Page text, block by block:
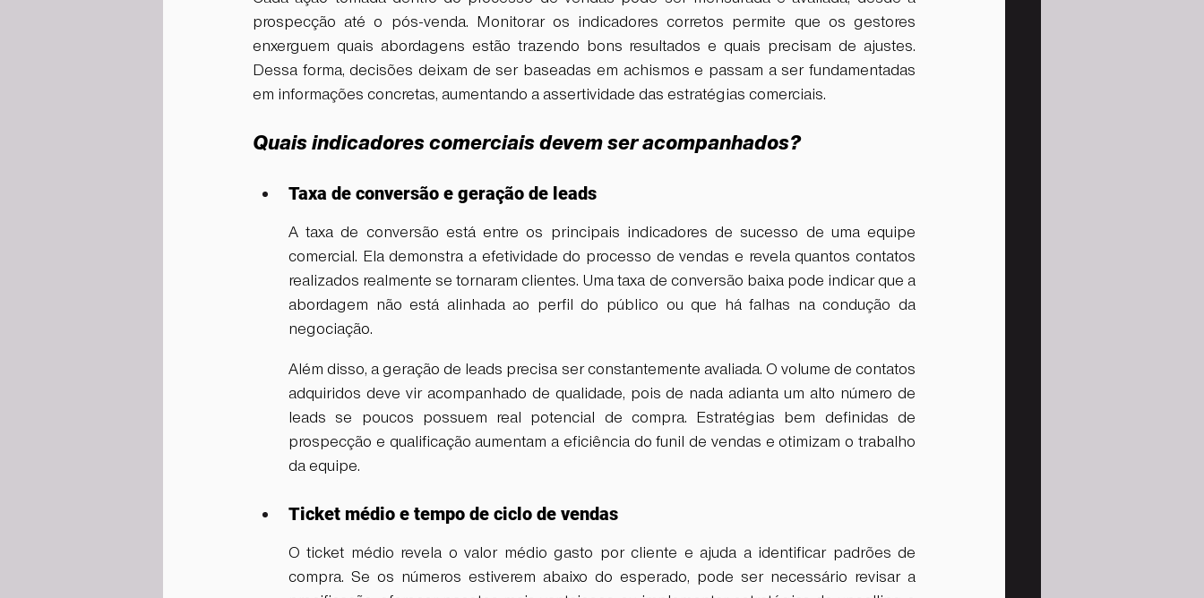
prospecção até o pós-venda. Monitorar os indicadores corretos permite que os gestores
enxerguem quais abordagens estão trazendo bons resultados e quais precisam de ajustes.
Dessa forma, decisões deixam de ser baseadas em achismos e passam a ser fundamentadas
em informações concretas, aumentando a assertividade das estratégias comerciais.
Quais indicadores comerciais devem ser acompanhados?
Taxa de conversão e geração de leads
A taxa de conversão está entre os principais indicadores de sucesso de uma equipe
comercial. Ela demonstra a efetividade do processo de vendas e revela quantos contatos
realizados realmente se tornaram clientes. Uma taxa de conversão baixa pode indicar que a
abordagem não está alinhada ao perfil do público ou que há falhas na condução da
negociação.
Além disso, a geração de leads precisa ser constantemente avaliada. O volume de contatos
adquiridos deve vir acompanhado de qualidade, pois de nada adianta um alto número de
leads se poucos possuem real potencial de compra. Estratégias bem definidas de
prospecção e qualificação aumentam a eficiência do funil de vendas e otimizam o trabalho
da equipe.
Ticket médio e tempo de ciclo de vendas
O ticket médio revela o valor médio gasto por cliente e ajuda a identificar padrões de
compra. Se os números estiverem abaixo do esperado, pode ser necessário revisar a